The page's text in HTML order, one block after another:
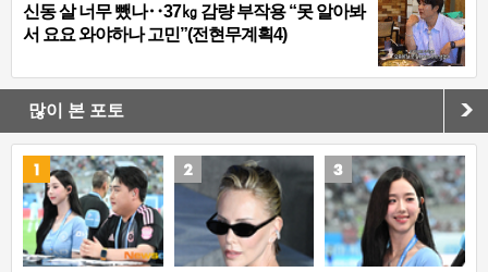
신동 살 너무 뺐나‥37㎏ 감량 부작용 “못 알아봐
서 요요 와야하나 고민”(전현무계획4)
많이 본 포토